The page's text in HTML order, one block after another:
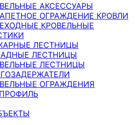
АКСЕССУАРЫ
ОГРАЖДЕНИЕ КРОВЛИ
КРОВЕЛЬНЫЕ
ЛЕСТНИЦЫ
ЛЕСТНИЦЫ
ЛЕСТНИЦЫ
ОГРАЖДЕНИЯ